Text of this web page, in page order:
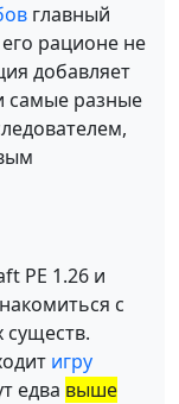
главный
рационе не
добавляет
самые разные
PE 1.26 и
с
игру
едва выше